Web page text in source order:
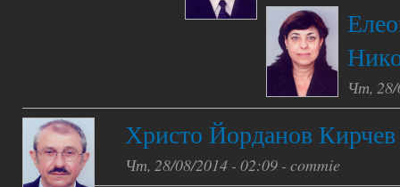
Чт,
Христо Йорданов Кирчев
Чт, 28/08/2014 - 02:09 - commie